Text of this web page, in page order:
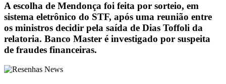
A escolha de Mendonça foi feita por sorteio, em
sistema eletrônico do STF, após uma reunião entre
os ministros decidir pela saída de Dias Toffoli da
relatoria. Banco Master é investigado por suspeita
de fraudes financeiras.